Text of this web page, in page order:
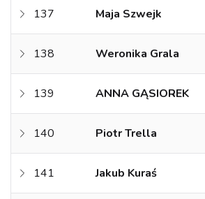
137 Maja Szwejk
138 Weronika Grala
139 ANNA GĄSIOREK
140 Piotr Trella
141 Jakub Kuraś